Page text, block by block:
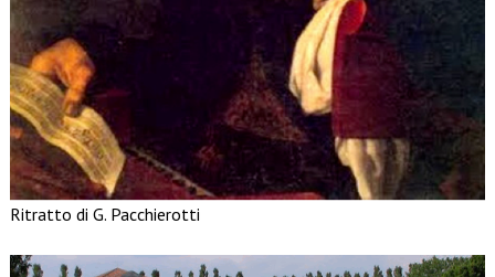
Ritratto di G. Pacchierotti